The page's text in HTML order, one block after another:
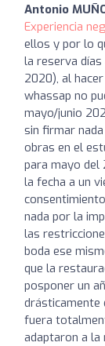
Antonio
Experiencia
ellos y por lo
la reserva
2020), al
whassap no
mayo/junio
sin firmar
obras en el
para mayo del
la fecha a un
nada por la
las
boda ese
que la
posponer un
drásticamente
fuera
adaptaron a la